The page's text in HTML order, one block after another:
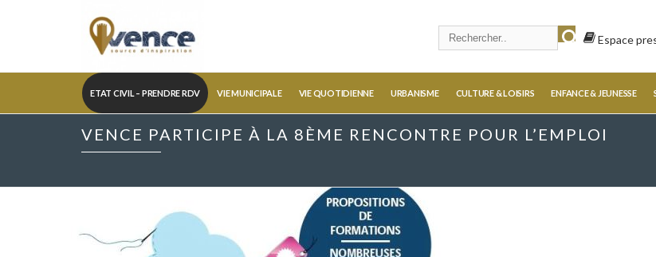
Espace
ETAT CIVIL – PRENDRE RDV VIE MUNICIPALE VIE QUOTIDIENNE URBANISME CULTURE & LOISIRS ENFANCE & JEUNESSE
VENCE PARTICIPE À LA 8ÈME RENCONTRE POUR L’EMPLOI